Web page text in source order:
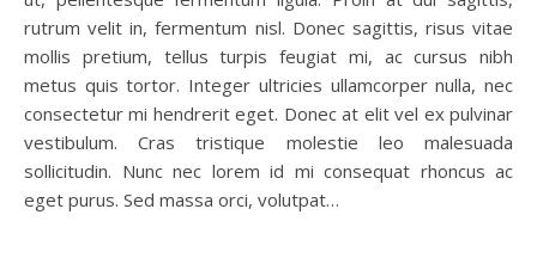
rutrum velit in, fermentum nisl. Donec sagittis, risus vitae
mollis pretium, tellus turpis feugiat mi, ac cursus nibh
metus quis tortor. Integer ultricies ullamcorper nulla, nec
consectetur mi hendrerit eget. Donec at elit vel ex pulvinar
vestibulum. Cras tristique molestie leo malesuada
sollicitudin. Nunc nec lorem id mi consequat rhoncus ac
eget purus. Sed massa orci, volutpat…